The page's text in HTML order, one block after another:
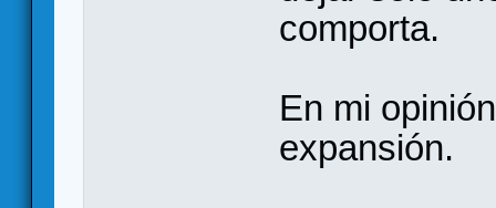
comporta.
En mi
expansión.